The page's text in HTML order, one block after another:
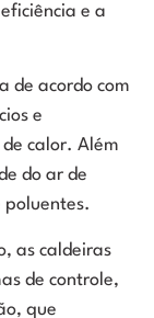
e a
de acordo com
e
calor. Além
do ar de
poluentes.
as caldeiras
de controle,
que